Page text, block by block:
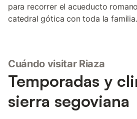
para recorrer el acueducto
catedral gótica con toda la familia.
Cuándo visitar Riaza
Temporadas y
sierra segoviana